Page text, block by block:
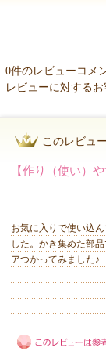
0件のレビューコメ
レビューに対する
このレビュ
【作り（使い）や
お気に入りで使い込
した。かき集めた部
アつかってみました♪